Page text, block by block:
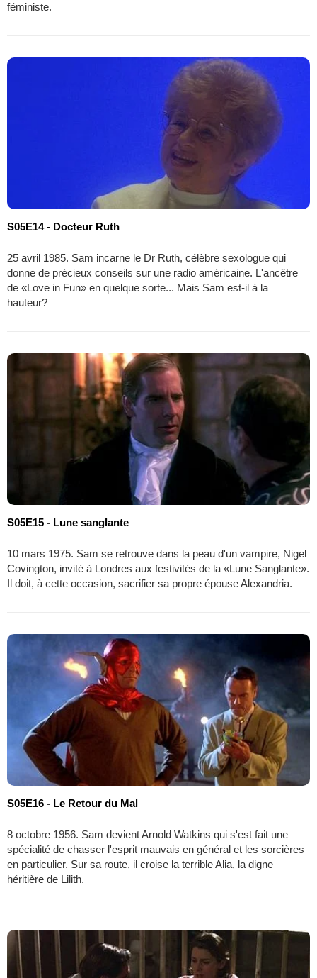
féministe.
S05E14 - Docteur Ruth
25 avril 1985. Sam incarne le Dr Ruth, célèbre sexologue qui
donne de précieux conseils sur une radio américaine. L'ancêtre
de «Love in Fun» en quelque sorte... Mais Sam est-il à la
hauteur?
S05E15 - Lune sanglante
10 mars 1975. Sam se retrouve dans la peau d'un vampire, Nigel
Covington, invité à Londres aux festivités de la «Lune Sanglante».
Il doit, à cette occasion, sacrifier sa propre épouse Alexandria.
S05E16 - Le Retour du Mal
8 octobre 1956. Sam devient Arnold Watkins qui s'est fait une
spécialité de chasser l'esprit mauvais en général et les sorcières
en particulier. Sur sa route, il croise la terrible Alia, la digne
héritière de Lilith.